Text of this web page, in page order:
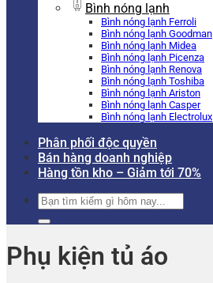
Bình nóng lạnh
Bình nóng lạnh Ferroli
Bình nóng lạnh Goodman
Bình nóng lạnh Midea
Bình nóng lạnh Picenza
Bình nóng lạnh Renova
Bình nóng lạnh Toshiba
Bình nóng lạnh Ariston
Bình nóng lạnh Casper
Bình nóng lạnh Electrolux
Phân phối độc quyền
Bán hàng doanh nghiệp
Hàng tồn kho – Giảm tới 70%
Tìm
kiếm:
Phụ kiện tủ áo